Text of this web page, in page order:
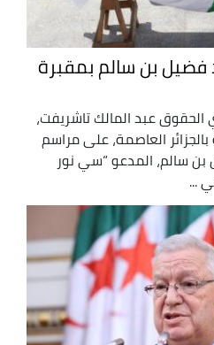
بن سالم بمقبرة
عبد المالك تاشريفت،
العاصمة، على مراسم
سالم، المدعو “سي نور